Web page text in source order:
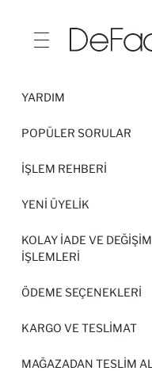
YARDIM
POPÜLER SORULAR
İŞLEM REHBERI
YENI ÜYELIK
KOLAY İADE VE DEĞIŞIM
İŞLEMLERI
ÖDEME SEÇENEKLERI
KARGO VE TESLIMAT
MAĞAZADAN TESLIM AL